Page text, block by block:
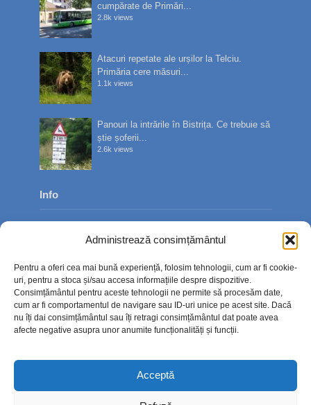
Administrează consimțământul
Pentru a oferi cea mai bună experiență, folosim tehnologii, cum ar fi cookie-
uri, pentru a stoca și/sau accesa informațiile despre dispozitive.
Consimțământul pentru aceste tehnologii ne permite să procesăm date,
cum ar fi comportamentul de navigare sau ID-uri unice pe acest site. Dacă
nu îți dai consimțământul sau îți retragi consimțământul dat poate avea
afecte negative asupra unor anumite funcționalități și funcții.
Acceptă
cumpărate de Primări...
2.8k views
Atacuri repetate ale urșilor la Telciu.
Primăria cere măsuri...
1.1k views
Panouri la intrările în Bistrița. Ce trebuie să
știe șoferii...
2.6k views
Info
Contact
Politica de confidențialitate
Politică cookie-uri (UE)